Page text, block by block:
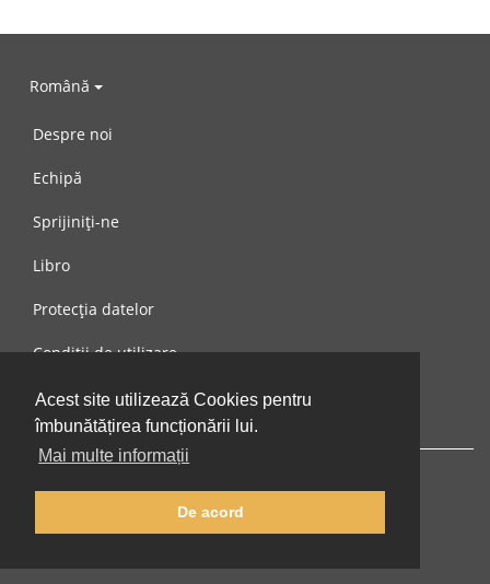
Acest site utilizează Cookies pentru
îmbunătățirea funcționării lui.
Mai multe informații
De acord
Română
Despre noi
Echipă
Sprijiniți-ne
Libro
Protecția datelor
Condiții de utilizare
Mesaj către noi
© 2002-2026 lernu.net |Impressum